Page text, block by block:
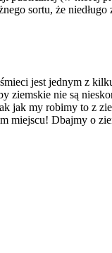
sortu, że
jest jednym z
ziemskie nie są
jak my robimy to z
miejscu! Dbajmy o